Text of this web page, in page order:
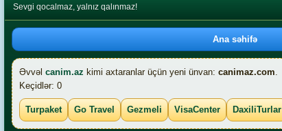
Sevgi qocalmaz, yalnız qalınmaz!
Ana səhifə
Əvvəl canim.az kimi axtaranlar üçün yeni ünvan: canimaz.com.
Keçidlər: 0
Turpaket Go Travel Gezmeli VisaCenter DaxiliTurlar